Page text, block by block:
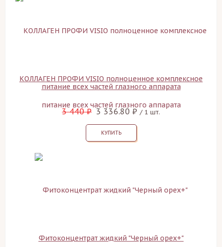
КОЛЛАГЕН ПРОФИ VISIO полноценное комплексное
питание всех частей глазного аппарата
3 440 ₽ 3 336.80 ₽ / 1 шт.
КУПИТЬ
Фитоконцентрат жидкий "Черный орех+"